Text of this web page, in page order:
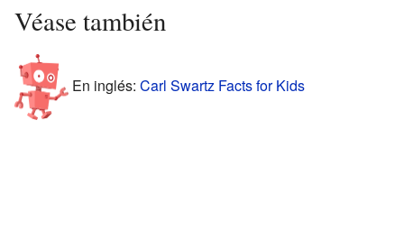
Véase también
En inglés: Carl Swartz Facts for Kids